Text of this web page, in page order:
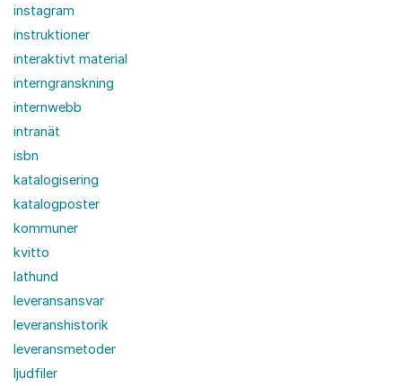
instagram
instruktioner
interaktivt material
interngranskning
internwebb
intranät
isbn
katalogisering
katalogposter
kommuner
kvitto
lathund
leveransansvar
leveranshistorik
leveransmetoder
ljudfiler